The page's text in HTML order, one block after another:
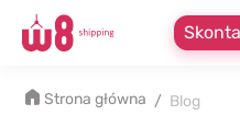
Strona główna / Blog